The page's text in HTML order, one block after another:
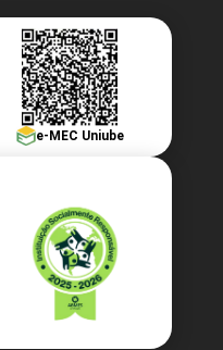
e-MEC Uniube